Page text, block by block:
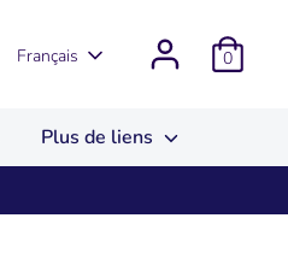
Langue
Français 0
Plus de liens